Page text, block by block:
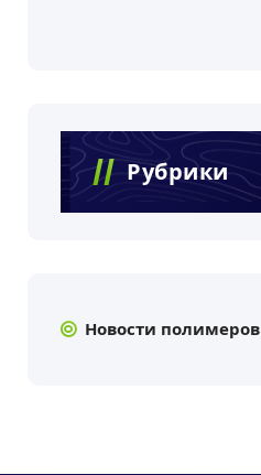
Рубрики
Новости полимеров